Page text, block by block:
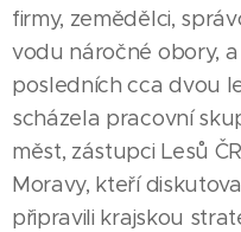
firmy, zemědělci,
vodu náročné obory,
posledních cca dvou
scházela pracovní
měst, zástupci Lesů
Moravy, kteří
připravili krajskou